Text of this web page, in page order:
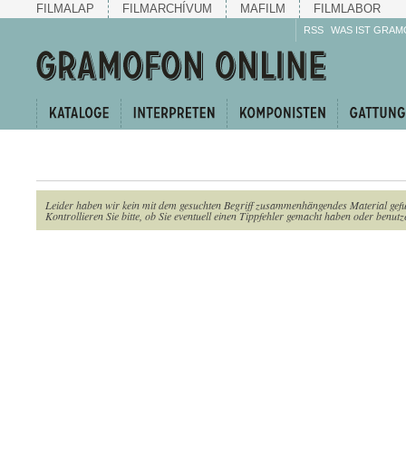
FILMALAP FILMARCHÍVUM MAFILM FILMLABOR
RSS WAS IST
Leider haben wir kein mit dem gesuchten Begriff zusammenhängendes Material
Kontrollieren Sie bitte, ob Sie eventuell einen Tippfehler gemacht haben oder